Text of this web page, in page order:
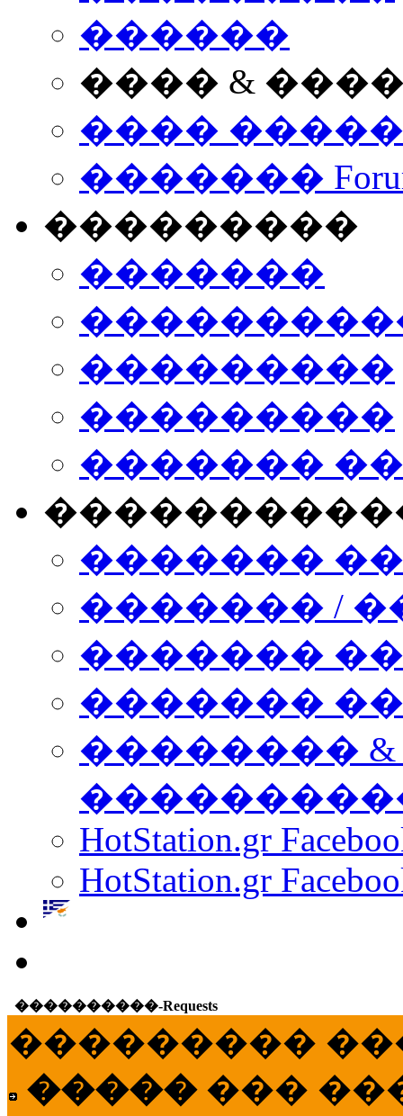
������
���� &
����
�������
���������
�������
���������
���������
�������
�������
������� /
�������
������� ���
��������
HotStation.gr
HotStation.gr
����������-Requests
���������
����� ���